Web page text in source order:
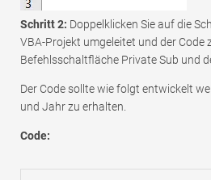
Schritt 2: Doppelklicken Sie auf die
VBA-Projekt umgeleitet und der Code
Befehlsschaltfläche Private Sub und
Der Code sollte wie folgt entwickelt
und Jahr zu erhalten.
Code: